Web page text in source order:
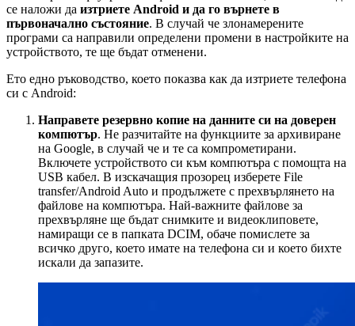
се наложи да изтриете Android и да го върнете в
първоначално състояние. В случай че злонамерените
програми са направили определени промени в настройките на
устройството, те ще бъдат отменени.
Ето едно ръководство, което показва как да изтриете телефона
си с Android:
Направете резервно копие на данните си на доверен
компютър. Не разчитайте на функциите за архивиране
на Google, в случай че и те са компрометирани.
Включете устройството си към компютъра с помощта на
USB кабел. В изскачащия прозорец изберете File
transfer/Android Auto и продължете с прехвърлянето на
файлове на компютъра. Най-важните файлове за
прехвърляне ще бъдат снимките и видеоклиповете,
намиращи се в папката DCIM, обаче помислете за
всичко друго, което имате на телефона си и което бихте
искали да запазите.